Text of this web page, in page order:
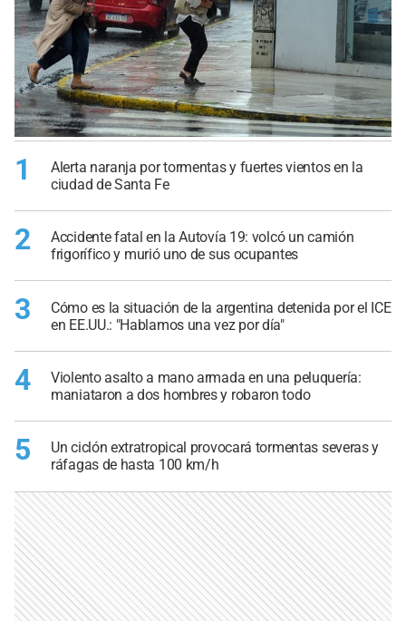
1
Alerta naranja por tormentas y fuertes vientos en la
ciudad de Santa Fe
2
Accidente fatal en la Autovía 19: volcó un camión
frigorífico y murió uno de sus ocupantes
3
Cómo es la situación de la argentina detenida por el ICE
en EE.UU.: "Hablamos una vez por día"
4
Violento asalto a mano armada en una peluquería:
maniataron a dos hombres y robaron todo
5
Un ciclón extratropical provocará tormentas severas y
ráfagas de hasta 100 km/h